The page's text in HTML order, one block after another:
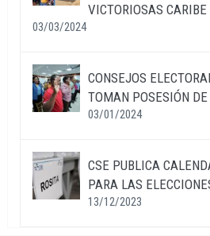
VICTORIOSAS
03/03/2024
CONSEJOS
TOMAN POSESIÓN DE
03/01/2024
CSE PUBLICA
PARA LAS
13/12/2023